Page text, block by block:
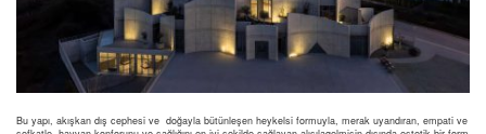
Bu yapı, akışkan dış cephesi ve doğayla bütünleşen heykelsi formuyla, merak uyandıran, empati ve